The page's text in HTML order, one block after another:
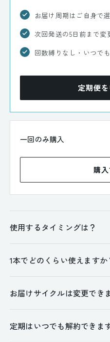
お届け周期はご自身で
次回発送の5日前まで変
回数縛りなし・いつで
定期便
一回のみ購入
購
使用するタイミングは？
1本でどのくらい使えますか
お届けサイクルは変更でき
定期はいつでも解約できま